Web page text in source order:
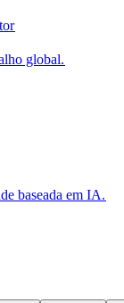
global.​​
baseada em IA.​​